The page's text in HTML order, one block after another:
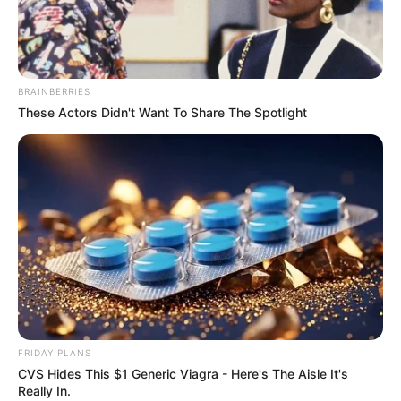
Historisch gesehen stimmt Südbaden zu großen Teilen
mit der einstigen Markgrafschaft Baden und dem späteren
Großherzogtum Baden überein. Hieraus entstand später
das Land Südbaden, das wiederum 1952 als Bundesland
Nachfolgend stellen wir die schönsten und beliebtesten
Touristenattraktionen in dieser klimatisch besonders
begünstigten Region vor. Die Reihenfolge wird hierbei
aus unsererAbstimmungzu den schönsten
Ausflugszielen und Sehenswürdigkeiten in Baden-
Württemberg bestimmt.
Die schönsten Ausflugsziele in Südbaden:
Freiburg im Breisgau(161 mal gewählt)
BRAINBERRIES
These Actors Didn't Want To Share The Spotlight
FRIDAY PLANS
CVS Hides This $1 Generic Viagra - Here's The Aisle It's
Really In.